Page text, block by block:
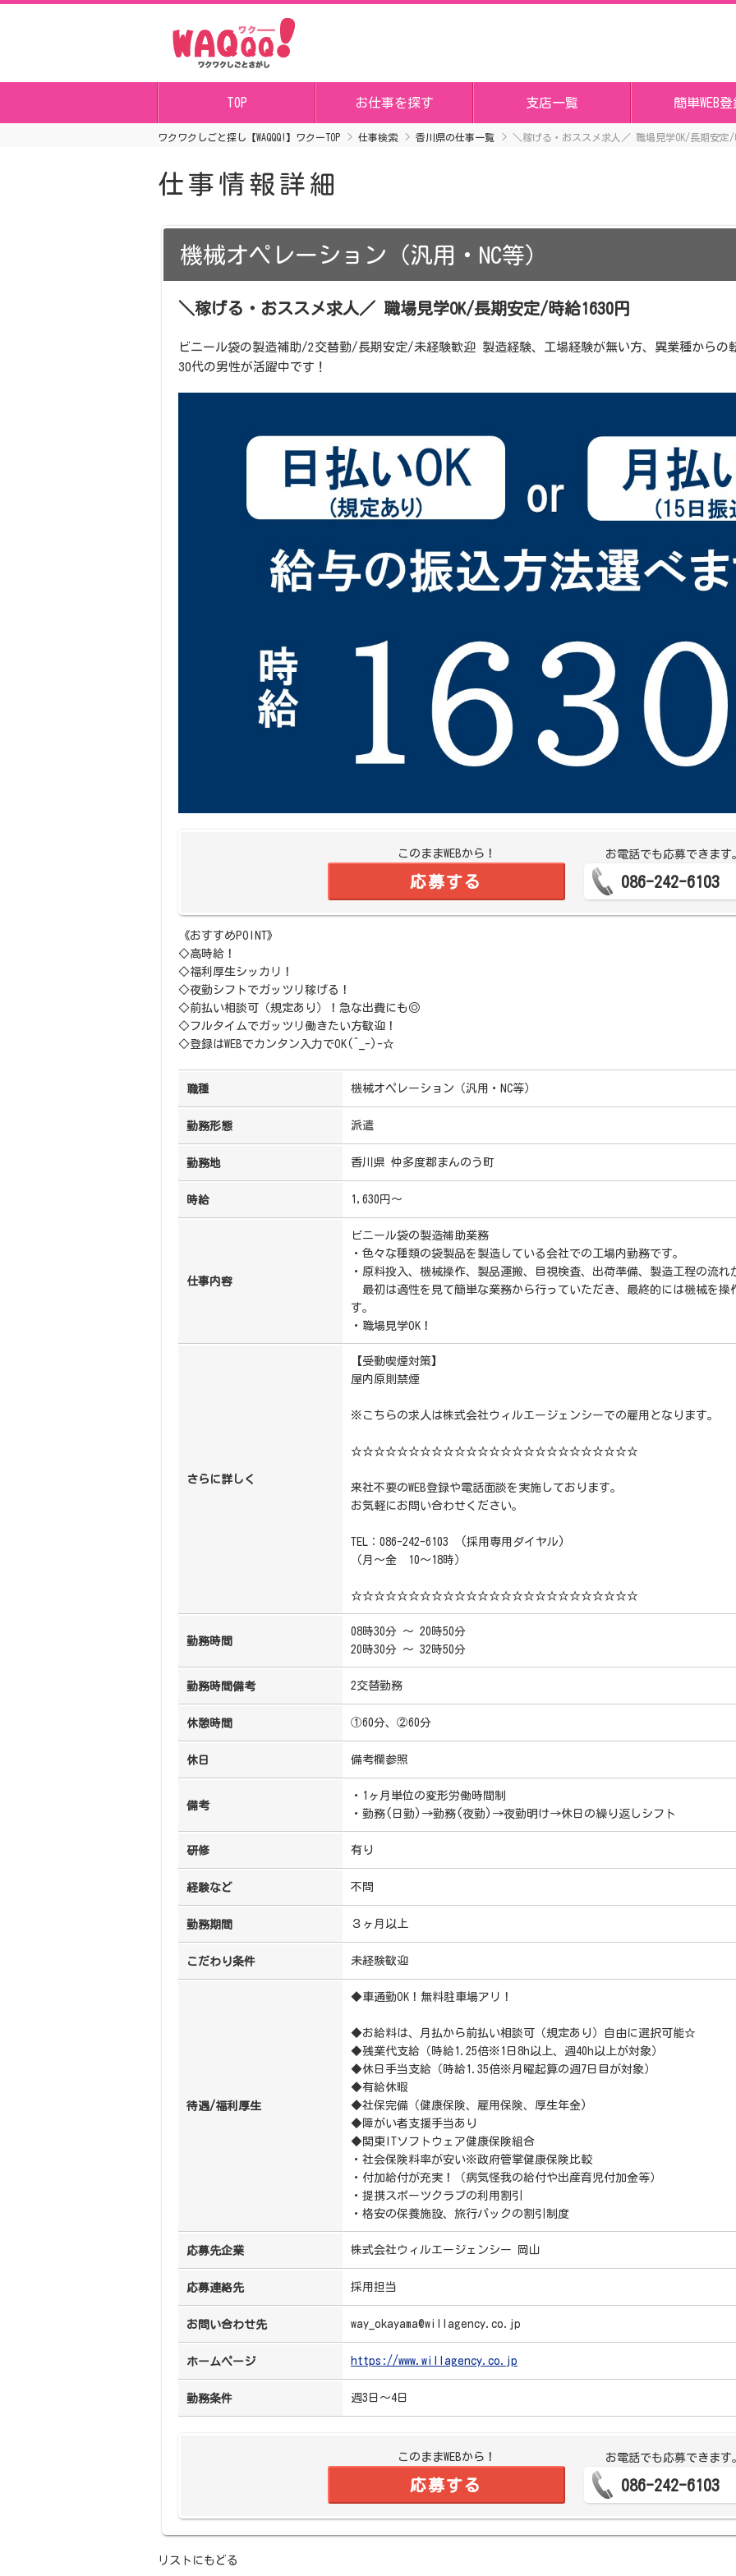
TOP お仕事を探す 支店一覧 簡単WEB
ワクワクしごと探し【WAQQQ!】ワクーTOP 仕事検索 香川県の仕事一覧 ＼稼げる・おススメ求人／ 職場見学OK/長期安定/
仕事情報詳細
機械オペレーション（汎用・NC等）
＼稼げる・おススメ求人／ 職場見学OK/長期安定/時給1630円
ビニール袋の製造補助/2交替勤/長期安定/未経験歓迎 製造経験、工場経験が無い方、異業種からの
30代の男性が活躍中です！
このままWEBから！
応募する
お電話でも応募できます
086-242-6103
《おすすめPOINT》
◇高時給！
◇福利厚生シッカリ！
◇夜勤シフトでガッツリ稼げる！
◇前払い相談可（規定あり）！急な出費にも◎
◇フルタイムでガッツリ働きたい方歓迎！
◇登録はWEBでカンタン入力でOK(^_-)-☆
職種 機械オペレーション（汎用・NC等）
勤務形態 派遣
勤務地 香川県 仲多度郡まんのう町
時給 1,630円～
仕事内容
ビニール袋の製造補助業務
・色々な種類の袋製品を製造している会社での工場内勤務です。
・原料投入、機械操作、製品運搬、目視検査、出荷準備、製造工程の流れ
最初は適性を見て簡単な業務から行っていただき、最終的には機械を操
す。
・職場見学OK！
さらに詳しく
【受動喫煙対策】
屋内原則禁煙
※こちらの求人は株式会社ウィルエージェンシーでの雇用となります。
☆☆☆☆☆☆☆☆☆☆☆☆☆☆☆☆☆☆☆☆☆☆☆☆☆
来社不要のWEB登録や電話面談を実施しております。
お気軽にお問い合わせください。
TEL：086-242-6103 (採用専用ダイヤル)
（月～金 10～18時）
☆☆☆☆☆☆☆☆☆☆☆☆☆☆☆☆☆☆☆☆☆☆☆☆☆
勤務時間
08時30分 ～ 20時50分
20時30分 ～ 32時50分
勤務時間備考 2交替勤務
休憩時間 ①60分、②60分
休日 備考欄参照
備考
・1ヶ月単位の変形労働時間制
・勤務(日勤)→勤務(夜勤)→夜勤明け→休日の繰り返しシフト
研修 有り
経験など 不問
勤務期間 ３ヶ月以上
こだわり条件 未経験歓迎
待遇/福利厚生
◆車通勤OK！無料駐車場アリ！
◆お給料は、月払から前払い相談可（規定あり）自由に選択可能☆
◆残業代支給（時給1.25倍※1日8h以上、週40h以上が対象）
◆休日手当支給（時給1.35倍※月曜起算の週7日目が対象）
◆有給休暇
◆社保完備（健康保険、雇用保険、厚生年金)
◆障がい者支援手当あり
◆関東ITソフトウェア健康保険組合
・社会保険料率が安い※政府管掌健康保険比較
・付加給付が充実！（病気怪我の給付や出産育児付加金等）
・提携スポーツクラブの利用割引
・格安の保養施設、旅行パックの割引制度
応募先企業 株式会社ウィルエージェンシー 岡山
応募連絡先 採用担当
お問い合わせ先 way_okayama@willagency.co.jp
ホームページ https://www.willagency.co.jp
勤務条件 週3日～4日
このままWEBから！
応募する
お電話でも応募できます
086-242-6103
リストにもどる